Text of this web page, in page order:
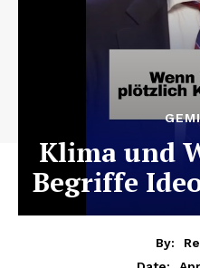
Klima und
Begriffe
By: